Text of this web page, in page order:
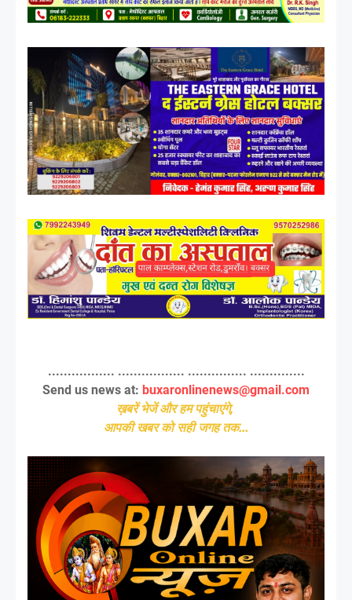
................. ................. ............... ..............
Send us news at: buxaronlinenews@gmail.com
ख़बरें भेजें और हम पहुंचाएंगे,
आपकी खबर को सही जगह तक...